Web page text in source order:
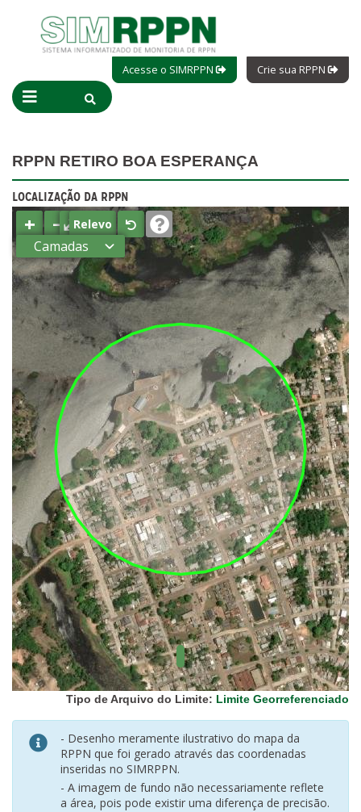
Acesse o SIMRPPN Crie sua RPPN
RPPN RETIRO BOA ESPERANÇA
LOCALIZAÇÃO DA RPPN
+ −⤢Relevo
Camadas
Estados
Municípios
Terras
indígenas
(FUNAI)
UC Federal
UC Estaduais
UC
Municipais
Hidrografia
1:1.000.000
(ANA)
Biomas
(IBGE)
Vegetação
(IBGE)
Rodovias
(IBGE)
Relevo
(IBGE)
Tipo de Arquivo do Limite: Limite Georreferenciado
- Desenho meramente ilustrativo do mapa da
RPPN que foi gerado através das coordenadas
inseridas no SIMRPPN.
- A imagem de fundo não necessariamente reflete
a área, pois pode existir uma diferença de precisão.